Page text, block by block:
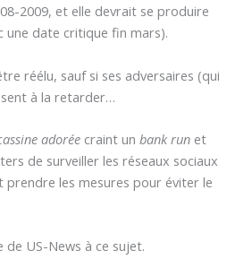
2009, et elle devrait se produire
une date critique fin mars).
réélu, sauf si ses adversaires (qui
à la retarder…
adoréecraint un bank runet
de surveiller les réseaux sociaux
les mesures pour éviter le
US-News à ce sujet.